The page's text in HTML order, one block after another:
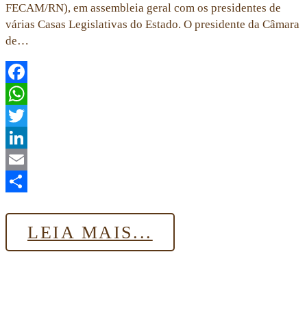
FECAM/RN), em assembleia geral com os presidentes de
várias Casas Legislativas do Estado. O presidente da Câmara
de…
Facebook
WhatsApp
Twitter
LinkedIn
Email
LEIA MAIS...